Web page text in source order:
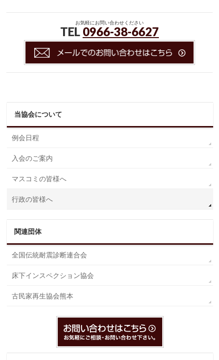
お気軽にお問い合わせください
TEL 0966-38-6627
当協会について
例会日程
入会のご案内
マスコミの皆様へ
行政の皆様へ
関連団体
全国伝統耐震診断連合会
床下インスペクション協会
古民家再生協会熊本